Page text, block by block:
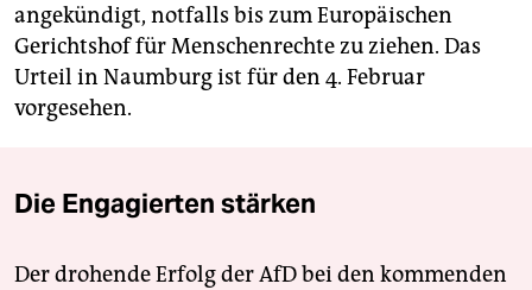
angekündigt, notfalls bis zum Europäischen
Gerichtshof für Menschenrechte zu ziehen. Das
Urteil in Naumburg ist für den 4. Februar
vorgesehen.
Die Engagierten stärken
Der drohende Erfolg der AfD bei den kommenden